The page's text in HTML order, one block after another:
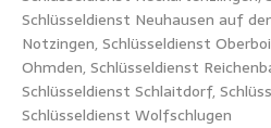
Schlüsseldienst Neuhausen auf
Notzingen, Schlüsseldienst
Ohmden, Schlüsseldienst
Schlüsseldienst Schlaitdorf,
Schlüsseldienst Wolfschlugen